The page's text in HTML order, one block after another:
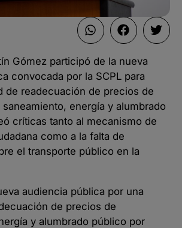
Gómez participó de la nueva
convocada por la SCPL para
de readecuación de precios de
energía y alumbrado
críticas tanto al mecanismo de
como a la falta de
el transporte público en la
audiencia pública por una
de precios de
y alumbrado público por